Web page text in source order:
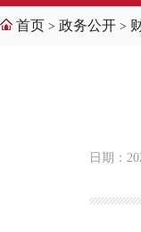
首页 > 政务公开 >
日期：